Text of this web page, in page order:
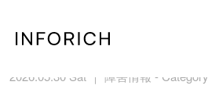
2026.05.30 Sat ｜ 障害情報 - Category